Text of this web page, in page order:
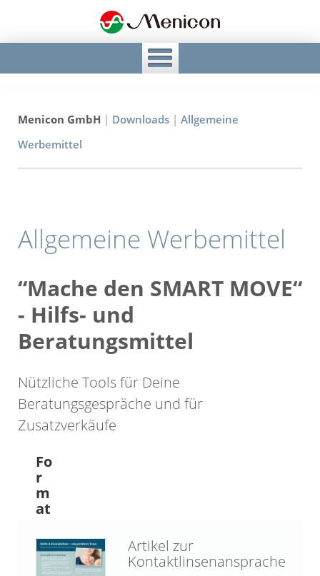
Menicon GmbH | Downloads | Allgemeine
Werbemittel
Allgemeine Werbemittel
“Mache den SMART MOVE“
- Hilfs- und
Beratungsmittel
Nützliche Tools für Deine
Beratungsgespräche und für
Zusatzverkäufe
Fo
r
m
at
Artikel zur
Kontaktlinsenansprache